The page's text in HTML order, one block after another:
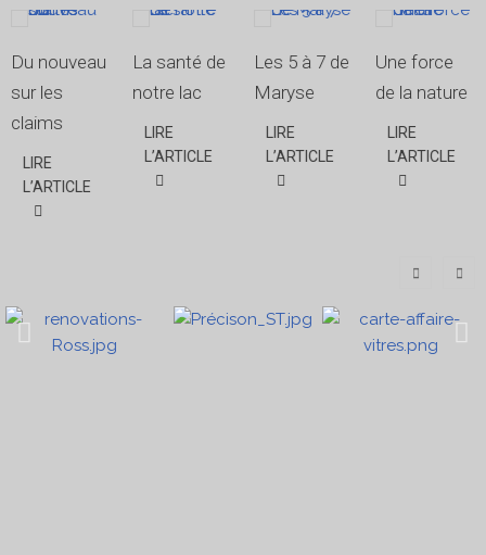
Du nouveau
sur les
claims
LIRE
L’ARTICLE
La santé de
notre lac
LIRE
L’ARTICLE
Les 5 à 7 de
Maryse
LIRE
L’ARTICLE
Une force
de la nature
LIRE
L’ARTICLE